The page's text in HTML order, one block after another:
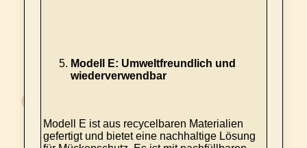
Modell E: Umweltfreundlich und
wiederverwendbar
Modell E ist aus recycelbaren Materialien
gefertigt und bietet eine nachhaltige Lösung